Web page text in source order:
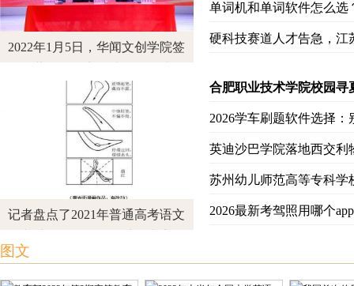
开学报道日熙熙攘攘，为什么「马大预科」成为越来越多中国家庭的升
2022年1月5日，华闻文创学院签
海口经济学院举行。仪式上，海
口经济学院董事长曹成杰分别与
华闻集团董事长兼总裁汪...
记者盘点了2021年普通高考语文
中国共产党走过百年历程。在党
团结带领人民进行的伟大斗争中
单词机和单词软件怎么选
硬科技赛道人才告急，江
合肥职业技术学院校园寻
2026学车刷题软件选择
英迪沙巴学院落地西交利
苏州幼儿师范高等专科学
2026最新考驾照用哪个
图文